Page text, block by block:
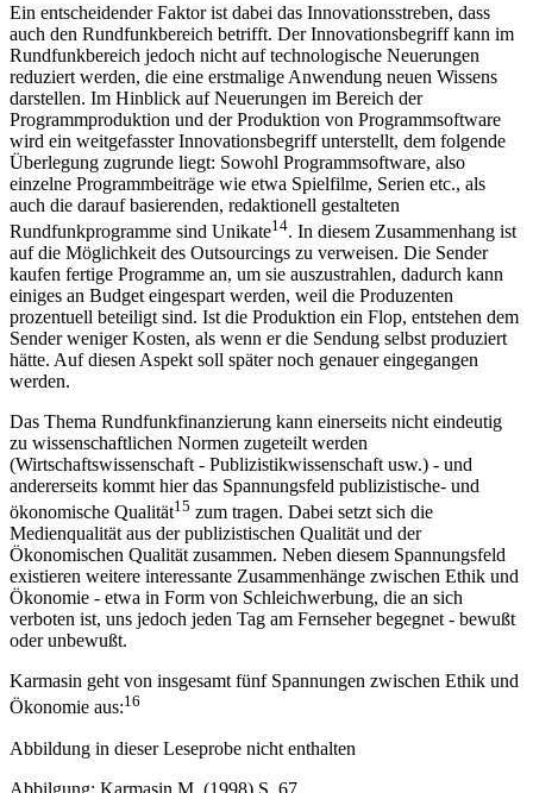
Ein entscheidender Faktor ist dabei das Innovationsstreben, dass
auch den Rundfunkbereich betrifft. Der Innovationsbegriff kann im
Rundfunkbereich jedoch nicht auf technologische Neuerungen
reduziert werden, die eine erstmalige Anwendung neuen Wissens
darstellen. Im Hinblick auf Neuerungen im Bereich der
Programmproduktion und der Produktion von Programmsoftware
wird ein weitgefasster Innovationsbegriff unterstellt, dem folgende
Überlegung zugrunde liegt: Sowohl Programmsoftware, also
einzelne Programmbeiträge wie etwa Spielfilme, Serien etc., als
auch die darauf basierenden, redaktionell gestalteten
Rundfunkprogramme sind Unikate14. In diesem Zusammenhang ist
auf die Möglichkeit des Outsourcings zu verweisen. Die Sender
kaufen fertige Programme an, um sie auszustrahlen, dadurch kann
einiges an Budget eingespart werden, weil die Produzenten
prozentuell beteiligt sind. Ist die Produktion ein Flop, entstehen dem
Sender weniger Kosten, als wenn er die Sendung selbst produziert
hätte. Auf diesen Aspekt soll später noch genauer eingegangen
werden.
Das Thema Rundfunkfinanzierung kann einerseits nicht eindeutig
zu wissenschaftlichen Normen zugeteilt werden
(Wirtschaftswissenschaft - Publizistikwissenschaft usw.) - und
andererseits kommt hier das Spannungsfeld publizistische- und
ökonomische Qualität15 zum tragen. Dabei setzt sich die
Medienqualität aus der publizistischen Qualität und der
Ökonomischen Qualität zusammen. Neben diesem Spannungsfeld
existieren weitere interessante Zusammenhänge zwischen Ethik und
Ökonomie - etwa in Form von Schleichwerbung, die an sich
verboten ist, uns jedoch jeden Tag am Fernseher begegnet - bewußt
oder unbewußt.
Karmasin geht von insgesamt fünf Spannungen zwischen Ethik und
Ökonomie aus:16
Abbildung in dieser Leseprobe nicht enthalten
Abbilgung: Karmasin M. (1998) S. 67